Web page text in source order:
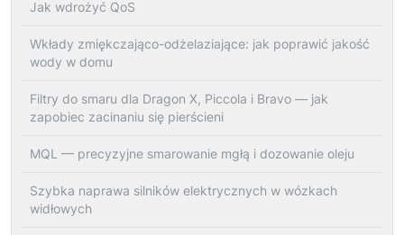
Jak wdrożyć QoS
Wkłady zmiękczająco-odżelaziające: jak poprawić jakość
wody w domu
Filtry do smaru dla Dragon X, Piccola i Bravo — jak
zapobiec zacinaniu się pierścieni
MQL — precyzyjne smarowanie mgłą i dozowanie oleju
Szybka naprawa silników elektrycznych w wózkach
widłowych